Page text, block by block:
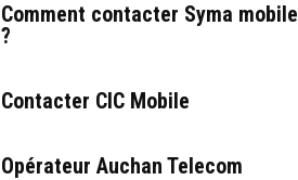
Comment contacter Syma mobile
?
Contacter CIC Mobile
Opérateur Auchan Telecom